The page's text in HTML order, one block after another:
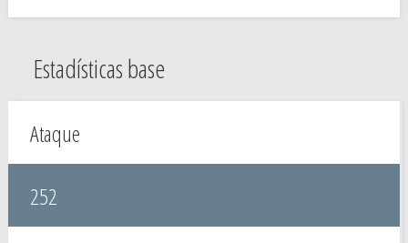
Estadísticas base
Ataque
252